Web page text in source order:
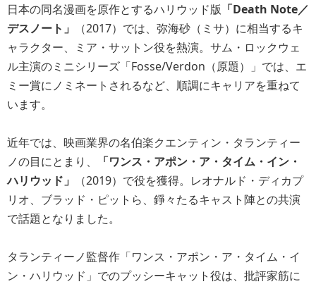
日本の同名漫画を原作とするハリウッド版 「Death Note／
デスノート」
（2017）では、弥海砂（ミサ）に相当するキ
ャラクター、ミア・サットン役を熱演。サム・ロックウェ
ル主演のミニシリーズ「Fosse/Verdon（原題）」では、エ
ミー賞にノミネートされるなど、順調にキャリアを重ねて
います。
近年では、映画業界の名伯楽クエンティン・タランティー
ノの目にとまり、
「ワンス・アポン・ア・タイム・イン・
ハリウッド」
（2019）で役を獲得。レオナルド・ディカプ
リオ、ブラッド・ピットら、錚々たるキャスト陣との共演
で話題となりました。
タランティーノ監督作「ワンス・アポン・ア・タイム・イ
ン・ハリウッド」でのプッシーキャット役は、批評家筋に